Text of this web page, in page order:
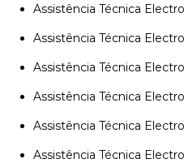
Assistência Técnica
Assistência Técnica
Assistência Técnica
Assistência Técnica
Assistência Técnica
Assistência Técnica